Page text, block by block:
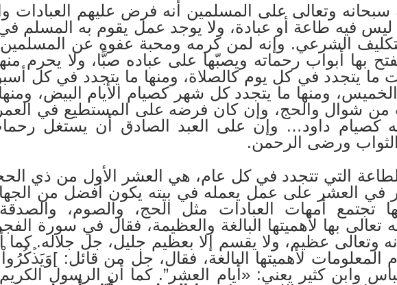
سبحانه وتعالى على المسلمين أنه فرض عليهم العبادات
ليس فيه طاعة أو عبادة، ولا يوجد عمل يقوم به المسلم
الشرعي. وإنه لمن كرمه ومحبة عفوه عن
بها أبواب رحماته ويصبّها على عباده صبًّا، ولا يحرم
يتجدد في كل يوم كالصلاة، ومنها ما يتجدد في كل
ومنها ما يتجدد كل شهر كصيام الأيام البيض،
شوال والحج، وإن كان فرضه على المستطيع في
كصيام داود… وإن على العبد الصادق أن يستغل
ورضى الرحمن.
التي تتجدد في كل عام، هي العشر الأول من ذي
العشر على عمل يعمله في بيته يكون أفضل من
تجتمع أمهات العبادات مثل الحج، والصوم،
تعالى بها لأهميتها البالغة والعظيمة، فقال في سورة
وتعالى عظيم، ولا يقسم إلا بعظيم جليل، جل جلاله. كما
المعلومات لأهميتها البالغة، فقال، جل من قائل:
وابن كثير يعني: «أيام العشر”. كما أن الرسول